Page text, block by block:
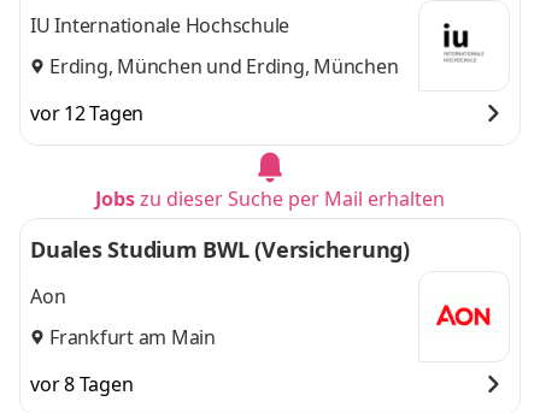
IU Internationale Hochschule
Erding, München und Erding, München
vor 12 Tagen
Jobszu dieser Suche per Mail erhalten
Duales Studium BWL (Versicherung)
Aon
Frankfurt am Main
vor 8 Tagen